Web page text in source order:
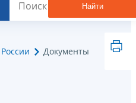
Найти
Документы